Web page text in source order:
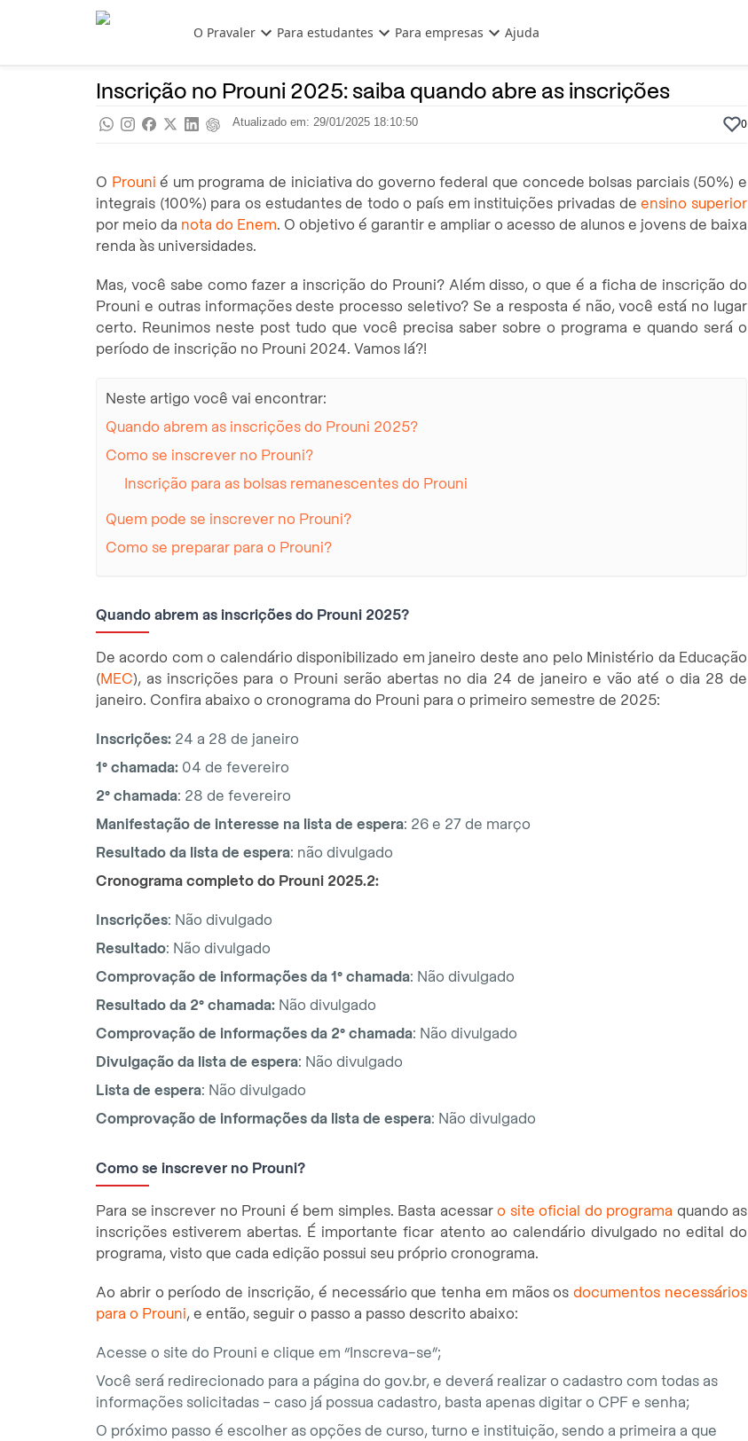
Pular para o conteúdo principal
O Pravaler Para estudantes Para empresas Ajuda
Inscrição no Prouni 2025: saiba quando abre as inscrições
Atualizado em: 29/01/2025 18:10:50 0
O Prouni é um programa de iniciativa do governo federal que concede bolsas parciais (50%) e
integrais (100%) para os estudantes de todo o país em instituições privadas deensino superior
por meio da nota do Enem. O objetivo é garantir e ampliar o acesso de alunos e jovens de baixa
renda às universidades.
Mas, você sabe como fazer a inscrição do Prouni? Além disso, o que é a ficha de inscrição do
Prouni e outras informações deste processo seletivo? Se a resposta é não, você está no lugar
certo. Reunimos neste post tudo que você precisa saber sobre o programa e quando será o
período de inscrição no Prouni 2024. Vamos lá?!
Neste artigo você vai encontrar:
Quando abrem as inscrições do Prouni 2025?
Como se inscrever no Prouni?
Inscrição para as bolsas remanescentes do Prouni
Quem pode se inscrever no Prouni?
Como se preparar para o Prouni?
Quando abrem as inscrições do Prouni 2025?
De acordo com o calendário disponibilizado em janeiro deste ano pelo Ministério da Educação
(MEC), as inscrições para o Prouni serão abertas no dia 24 de janeiro e vão até o dia 28 de
janeiro. Confira abaixo o cronograma do Prouni para o primeiro semestre de 2025:
Inscrições: 24 a 28 de janeiro
1° chamada: 04 de fevereiro
2° chamada: 28 de fevereiro
Manifestação de interesse na lista de espera: 26 e 27 de março
Resultado da lista de espera: não divulgado
Cronograma completo do Prouni 2025.2:
Inscrições: Não divulgado
Resultado: Não divulgado
Comprovação de informações da 1° chamada: Não divulgado
Resultado da 2° chamada: Não divulgado
Comprovação de informações da 2° chamada: Não divulgado
Divulgação da lista de espera: Não divulgado
Lista de espera: Não divulgado
Comprovação de informações da lista de espera: Não divulgado
Como se inscrever no Prouni?
Para se inscrever no Prouni é bem simples. Basta acessar o site oficial do programa quando as
inscrições estiverem abertas. É importante ficar atento ao calendário divulgado no edital do
programa, visto que cada edição possui seu próprio cronograma.
Ao abrir o período de inscrição, é necessário que tenha em mãos osdocumentos necessários
para o Prouni, e então, seguir o passo a passo descrito abaixo:
Acesse o site do Prouni e clique em “Inscreva-se”;
Você será redirecionado para a página do gov.br, e deverá realizar o cadastro com todas as
informações solicitadas – caso já possua cadastro, basta apenas digitar o CPF e senha;
O próximo passo é escolher as opções de curso, turno e instituição, sendo a primeira a que